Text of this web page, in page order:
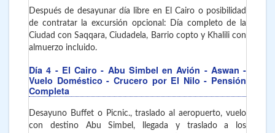
Después de desayunar día libre en El Cairo o posibilidad
de contratar la excursión opcional: Día completo de la
Ciudad con Saqqara, Ciudadela, Barrio copto y Khalili con
almuerzo incluido.
Día 4 - El Cairo - Abu Simbel en Avión - Aswan -
Vuelo Doméstico - Crucero por El Nilo - Pensión
Completa
Desayuno Buffet o Picnic., traslado al aeropuerto, vuelo
con destino Abu Simbel, llegada y traslado a los